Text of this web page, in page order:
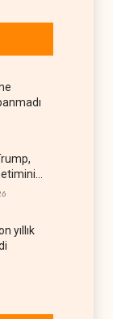
yıllık